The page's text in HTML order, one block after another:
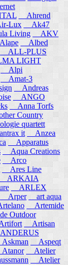
Ahrend
Lux
Ak47
Living
AKV
Albed
ALL-PLUS
LIGHT
Alpi
Amat-3
Andreas
ANGO
Anna Torfs
Country
quartett
it
Anzea
Apparatus
Aqua Creations
Arco
Ares Line
ARKAIA
ARLEX
Arper
art aqua
Artemide
Outdoor
Artisan
Aspeqt
Atelier
Atelier